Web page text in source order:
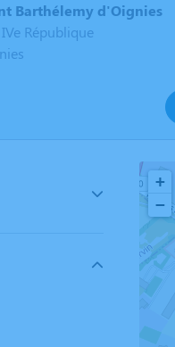
Barthélemy d'Oignies
République
+
−